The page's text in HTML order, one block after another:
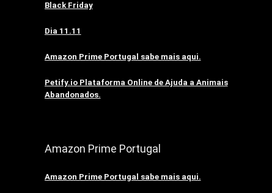
Black Friday
Dia 11.11
Amazon Prime Portugal sabe mais aqui.
Petify.io Plataforma Online de Ajuda a Animais
Abandonados.
Amazon Prime Portugal
Amazon Prime Portugal sabe mais aqui.